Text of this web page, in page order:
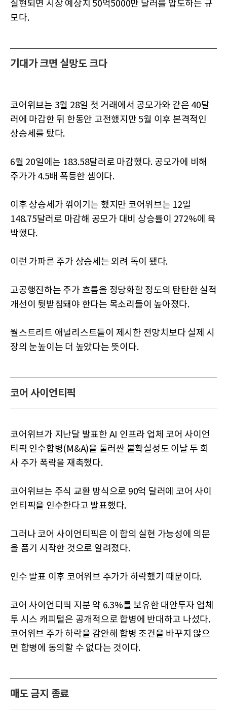
실현되면 시장 예상치 50억5000만 달러를 압도하는 규
모다.
기대가 크면 실망도 크다
코어위브는 3월 28일 첫 거래에서 공모가와 같은 40달
러에 마감한 뒤 한동안 고전했지만 5월 이후 본격적인
상승세를 탔다.
6월 20일에는 183.58달러로 마감했다. 공모가에 비해
주가가 4.5배 폭등한 셈이다.
이후 상승세가 꺾이기는 했지만 코어위브는 12일
148.75달러로 마감해 공모가 대비 상승률이 272%에 육
박했다.
이런 가파른 주가 상승세는 외려 독이 됐다.
고공행진하는 주가 흐름을 정당화할 정도의 탄탄한 실적
개선이 뒷받침돼야 한다는 목소리들이 높아졌다.
월스트리트 애널리스트들이 제시한 전망치보다 실제 시
장의 눈높이는 더 높았다는 뜻이다.
코어 사이언티픽
코어위브가 지난달 발표한 AI 인프라 업체 코어 사이언
티픽 인수합병(M&A)을 둘러싼 불확실성도 이날 두 회
사 주가 폭락을 재촉했다.
코어위브는 주식 교환 방식으로 90억 달러에 코어 사이
언티픽을 인수한다고 발표했다.
그러나 코어 사이언티픽은 이 합의 실현 가능성에 의문
을 품기 시작한 것으로 알려졌다.
인수 발표 이후 코어위브 주가가 하락했기 때문이다.
코어 사이언티픽 지분 약 6.3%를 보유한 대안투자 업체
투 시스 캐피털은 공개적으로 합병에 반대하고 나섰다.
코어위브 주가 하락을 감안해 합병 조건을 바꾸지 않으
면 합병에 동의할 수 없다는 것이다.
매도 금지 종료